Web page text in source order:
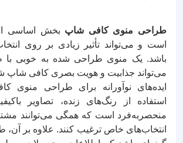
طراحی منوی کافی شاپ بخش اساسی
است و می‌تواند تأثیر زیادی بر روی
باشد. یک منوی طراحی شده به خوبی با
می‌تواند جذابیت و هویت بصری کافی شاپ
ایده‌های نوآورانه برای طراحی منوی
استفاده از رنگ‌های زنده، تصاویر
منحصربه‌فرد است که همگی می‌توانند
انتخاب‌های خاص ترغیب کنند. علاوه بر آن،